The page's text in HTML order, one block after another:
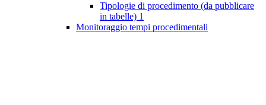
Tipologie di procedimento (da pubblicare
in tabelle) 1
Monitoraggio tempi procedimentali